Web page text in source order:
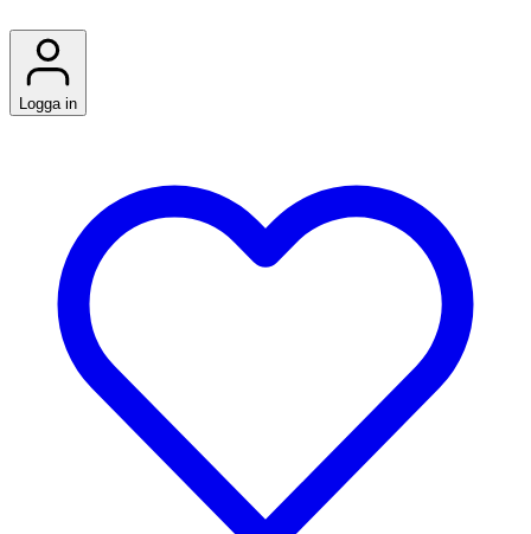
Logga in